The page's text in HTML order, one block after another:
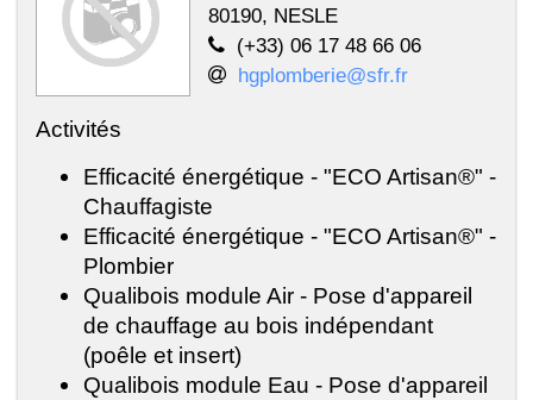
80190, NESLE
(+33) 06 17 48 66 06
hgplomberie@sfr.fr
Activités
Efficacité énergétique - "ECO Artisan®" -
Chauffagiste
Efficacité énergétique - "ECO Artisan®" -
Plombier
Qualibois module Air - Pose d'appareil
de chauffage au bois indépendant
(poêle et insert)
Qualibois module Eau - Pose d'appareil